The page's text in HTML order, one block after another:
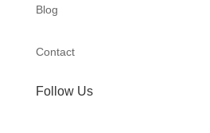
Blog
Contact
Follow Us